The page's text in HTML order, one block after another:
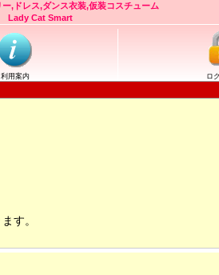
,ドレス,ダンス衣装,仮装コスチューム
Lady Cat Smart
利用案内 ロ
す。